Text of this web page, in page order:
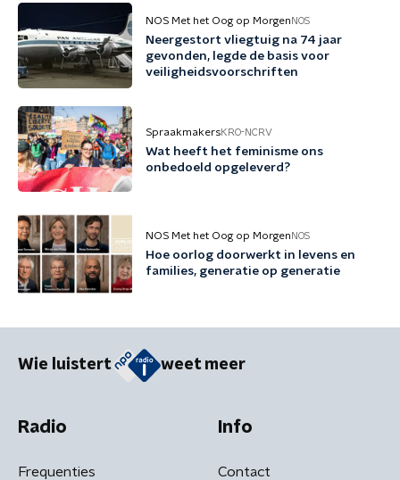
NOS Met het Oog op Morgen NOS
Neergestort vliegtuig na 74 jaar
gevonden, legde de basis voor
veiligheidsvoorschriften
SpraakmakersKRO-NCRV
Wat heeft het feminisme ons
onbedoeld opgeleverd?
NOS Met het Oog op Morgen NOS
Hoe oorlog doorwerkt in levens en
families, generatie op generatie
Wie luistert weet meer
Radio
Frequenties
Info
Contact